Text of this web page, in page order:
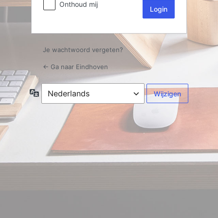
Onthoud mij
Je wachtwoord vergeten?
← Ga naar Eindhoven
Taal